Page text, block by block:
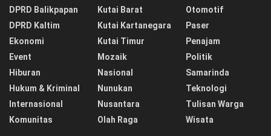
DPRD Balikpapan
DPRD Kaltim
Ekonomi
Event
Hiburan
Hukum & Kriminal
Internasional
Komunitas
Kutai Barat
Kutai Kartanegara
Kutai Timur
Mozaik
Nasional
Nunukan
Nusantara
Olah Raga
Otomotif
Paser
Penajam
Politik
Samarinda
Teknologi
Tulisan Warga
Wisata